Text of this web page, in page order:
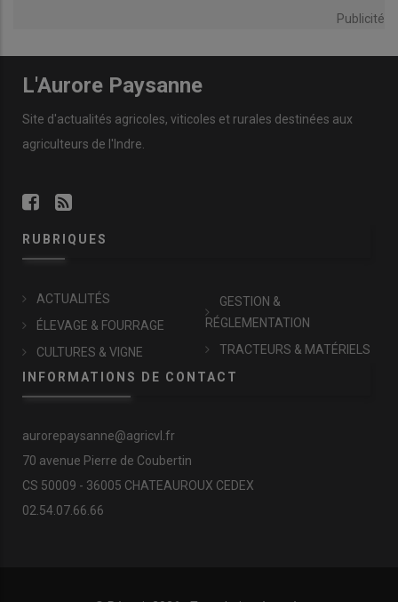
Publicité
L'Aurore Paysanne
Site d'actualités agricoles, viticoles et rurales destinées aux
agriculteurs de l'Indre.
RUBRIQUES
ACTUALITÉS
ÉLEVAGE & FOURRAGE
CULTURES & VIGNE
GESTION &
RÉGLEMENTATION
TRACTEURS & MATÉRIELS
INFORMATIONS DE CONTACT
aurorepaysanne@agricvl.fr
70 avenue Pierre de Coubertin
CS 50009 - 36005 CHATEAUROUX CEDEX
02.54.07.66.66